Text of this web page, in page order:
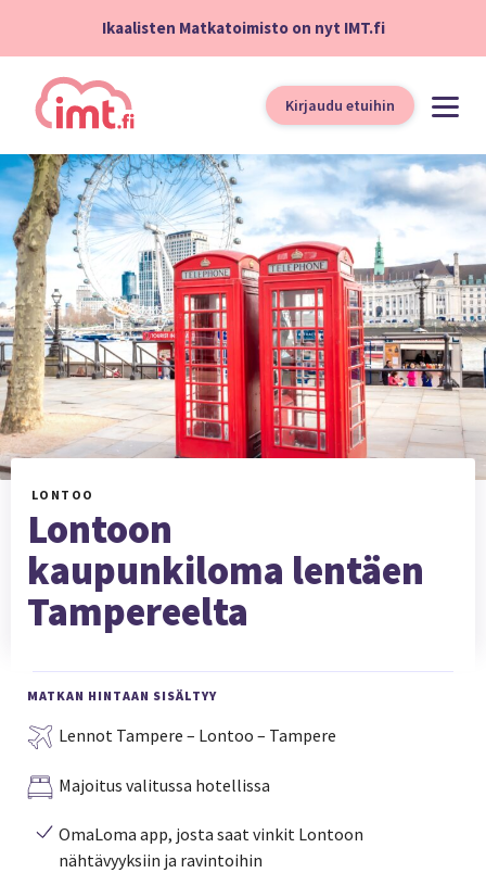
Ikaalisten Matkatoimisto on nyt IMT.fi
Kirjaudu etuihin
LONTOO
Lontoon
kaupunkiloma lentäen
Tampereelta
MATKAN HINTAAN SISÄLTYY
Lennot Tampere – Lontoo – Tampere
Majoitus valitussa hotellissa
OmaLoma app, josta saat vinkit Lontoon
nähtävyyksiin ja ravintoihin